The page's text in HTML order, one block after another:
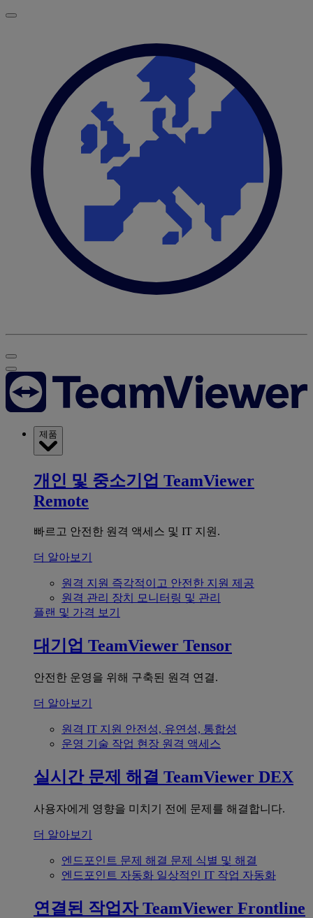
제품
개인 및 중소기업 TeamViewer
Remote
빠르고 안전한 원격 액세스 및 IT 지원.
더 알아보기
원격 지원 즉각적이고 안전한 지원 제공
원격 관리 장치 모니터링 및 관리
플랜 및 가격 보기
대기업 TeamViewer Tensor
안전한 운영을 위해 구축된 원격 연결.
더 알아보기
원격 IT 지원 안전성, 유연성, 통합성
운영 기술 작업 현장 원격 액세스
실시간 문제 해결 TeamViewer DEX
사용자에게 영향을 미치기 전에 문제를 해결합니다.
더 알아보기
엔드포인트 문제 해결 문제 식별 및 해결
엔드포인트 자동화 일상적인 IT 작업 자동화
연결된 작업자 TeamViewer Frontline